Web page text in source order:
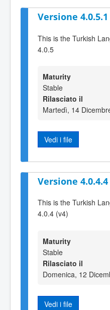
Versione 4.0.5.1
This is the Turkish
4.0.5
Maturity
Stable
Rilasciato il
Martedì, 14
Vedi i file
Versione 4.0.4.4
This is the Turkish
4.0.4 (v4)
Maturity
Stable
Rilasciato il
Domenica, 12
Vedi i file